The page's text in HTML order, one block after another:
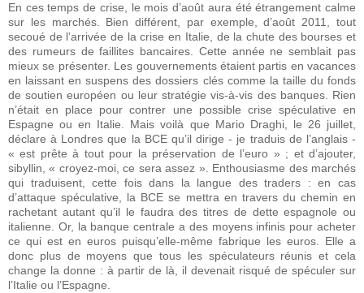
En ces temps de crise, le mois d’août aura été étrangement calme
sur les marchés. Bien différent, par exemple, d’août 2011, tout
secoué de l’arrivée de la crise en Italie, de la chute des bourses et
des rumeurs de faillites bancaires. Cette année ne semblait pas
mieux se présenter. Les gouvernements étaient partis en vacances
en laissant en suspens des dossiers clés comme la taille du fonds
de soutien européen ou leur stratégie vis-à-vis des banques. Rien
n’était en place pour contrer une possible crise spéculative en
Espagne ou en Italie. Mais voilà que Mario Draghi, le 26 juillet,
déclare à Londres que la BCE qu’il dirige - je traduis de l’anglais -
« est prête à tout pour la préservation de l’euro » ; et d’ajouter,
sibyllin, « croyez-moi, ce sera assez ». Enthousiasme des marchés
qui traduisent, cette fois dans la langue des traders : en cas
d’attaque spéculative, la BCE se mettra en travers du chemin en
rachetant autant qu’il le faudra des titres de dette espagnole ou
italienne. Or, la banque centrale a des moyens infinis pour acheter
ce qui est en euros puisqu’elle-même fabrique les euros. Elle a
donc plus de moyens que tous les spéculateurs réunis et cela
change la donne : à partir de là, il devenait risqué de spéculer sur
l’Italie ou l’Espagne.